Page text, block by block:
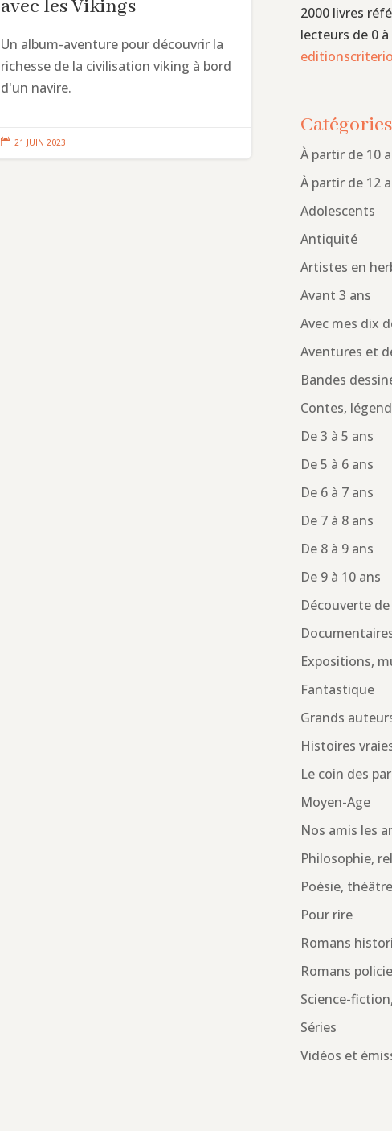
avec les Vikings
Un album-aventure pour découvrir la
richesse de la civilisation viking à bord
d'un navire.
 21 JUIN 2023
2000 livres
lecteurs de 0 à
Catégories
À partir de 10
À partir de 12
Adolescents
Antiquité
Artistes en
Avant 3 ans
Avec mes dix
Aventures et
Bandes
Contes,
De 3 à 5 ans
De 5 à 6 ans
De 6 à 7 ans
De 7 à 8 ans
De 8 à 9 ans
De 9 à 10 ans
Découverte
Expositions,
Fantastique
Grands
Histoires
Le coin des
Moyen-Age
Nos amis les
Philosophie,
Poésie,
Pour rire
Romans
Romans
Science-
Séries
Vidéos et